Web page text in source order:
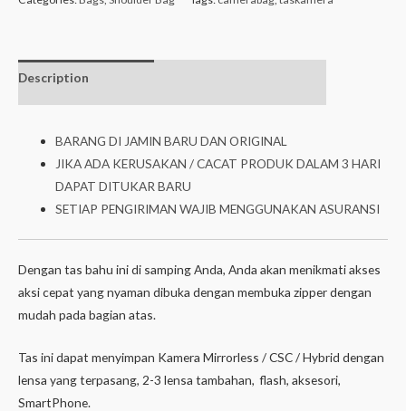
Description
BARANG DI JAMIN BARU DAN ORIGINAL
JIKA ADA KERUSAKAN / CACAT PRODUK DALAM 3 HARI
DAPAT DITUKAR BARU
SETIAP PENGIRIMAN WAJIB MENGGUNAKAN ASURANSI
Dengan tas bahu ini di samping Anda, Anda akan menikmati akses
aksi cepat yang nyaman dibuka dengan membuka zipper dengan
mudah pada bagian atas.
Tas ini dapat menyimpan Kamera Mirrorless / CSC / Hybrid dengan
lensa yang terpasang, 2-3 lensa tambahan, flash, aksesori,
SmartPhone.